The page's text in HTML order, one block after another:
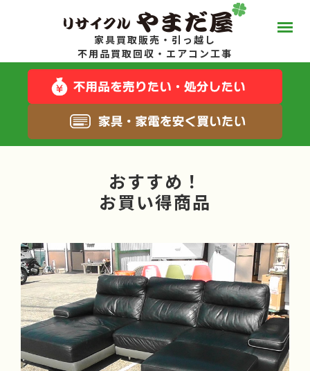
家具買取販売・引っ越し
不用品買取回収・エアコン工事
おすすめ！
お買い得商品
やまだ屋って？
スタッフブログ
キャンペーン一覧
サービス一覧
料金について
お得な在庫商品
よくある質問